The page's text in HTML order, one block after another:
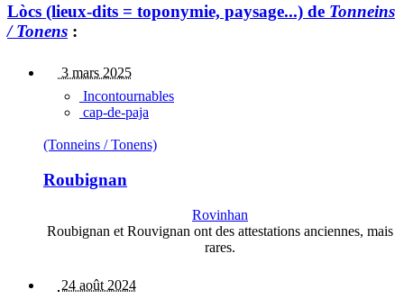
Lòcs (lieux-dits = toponymie, paysage...) de Tonneins
/ Tonens :
3 mars 2025
Incontournables
cap-de-paja
(Tonneins / Tonens)
Roubignan
Rovinhan
Roubignan et Rouvignan ont des attestations anciennes, mais
rares.
24 août 2024